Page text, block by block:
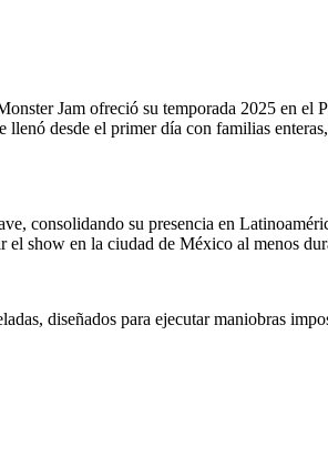
Jam ofreció su temporada 2025 en el
desde el primer día con familias
consolidando su presencia en
show en la ciudad de México al menos
diseñados para ejecutar maniobras